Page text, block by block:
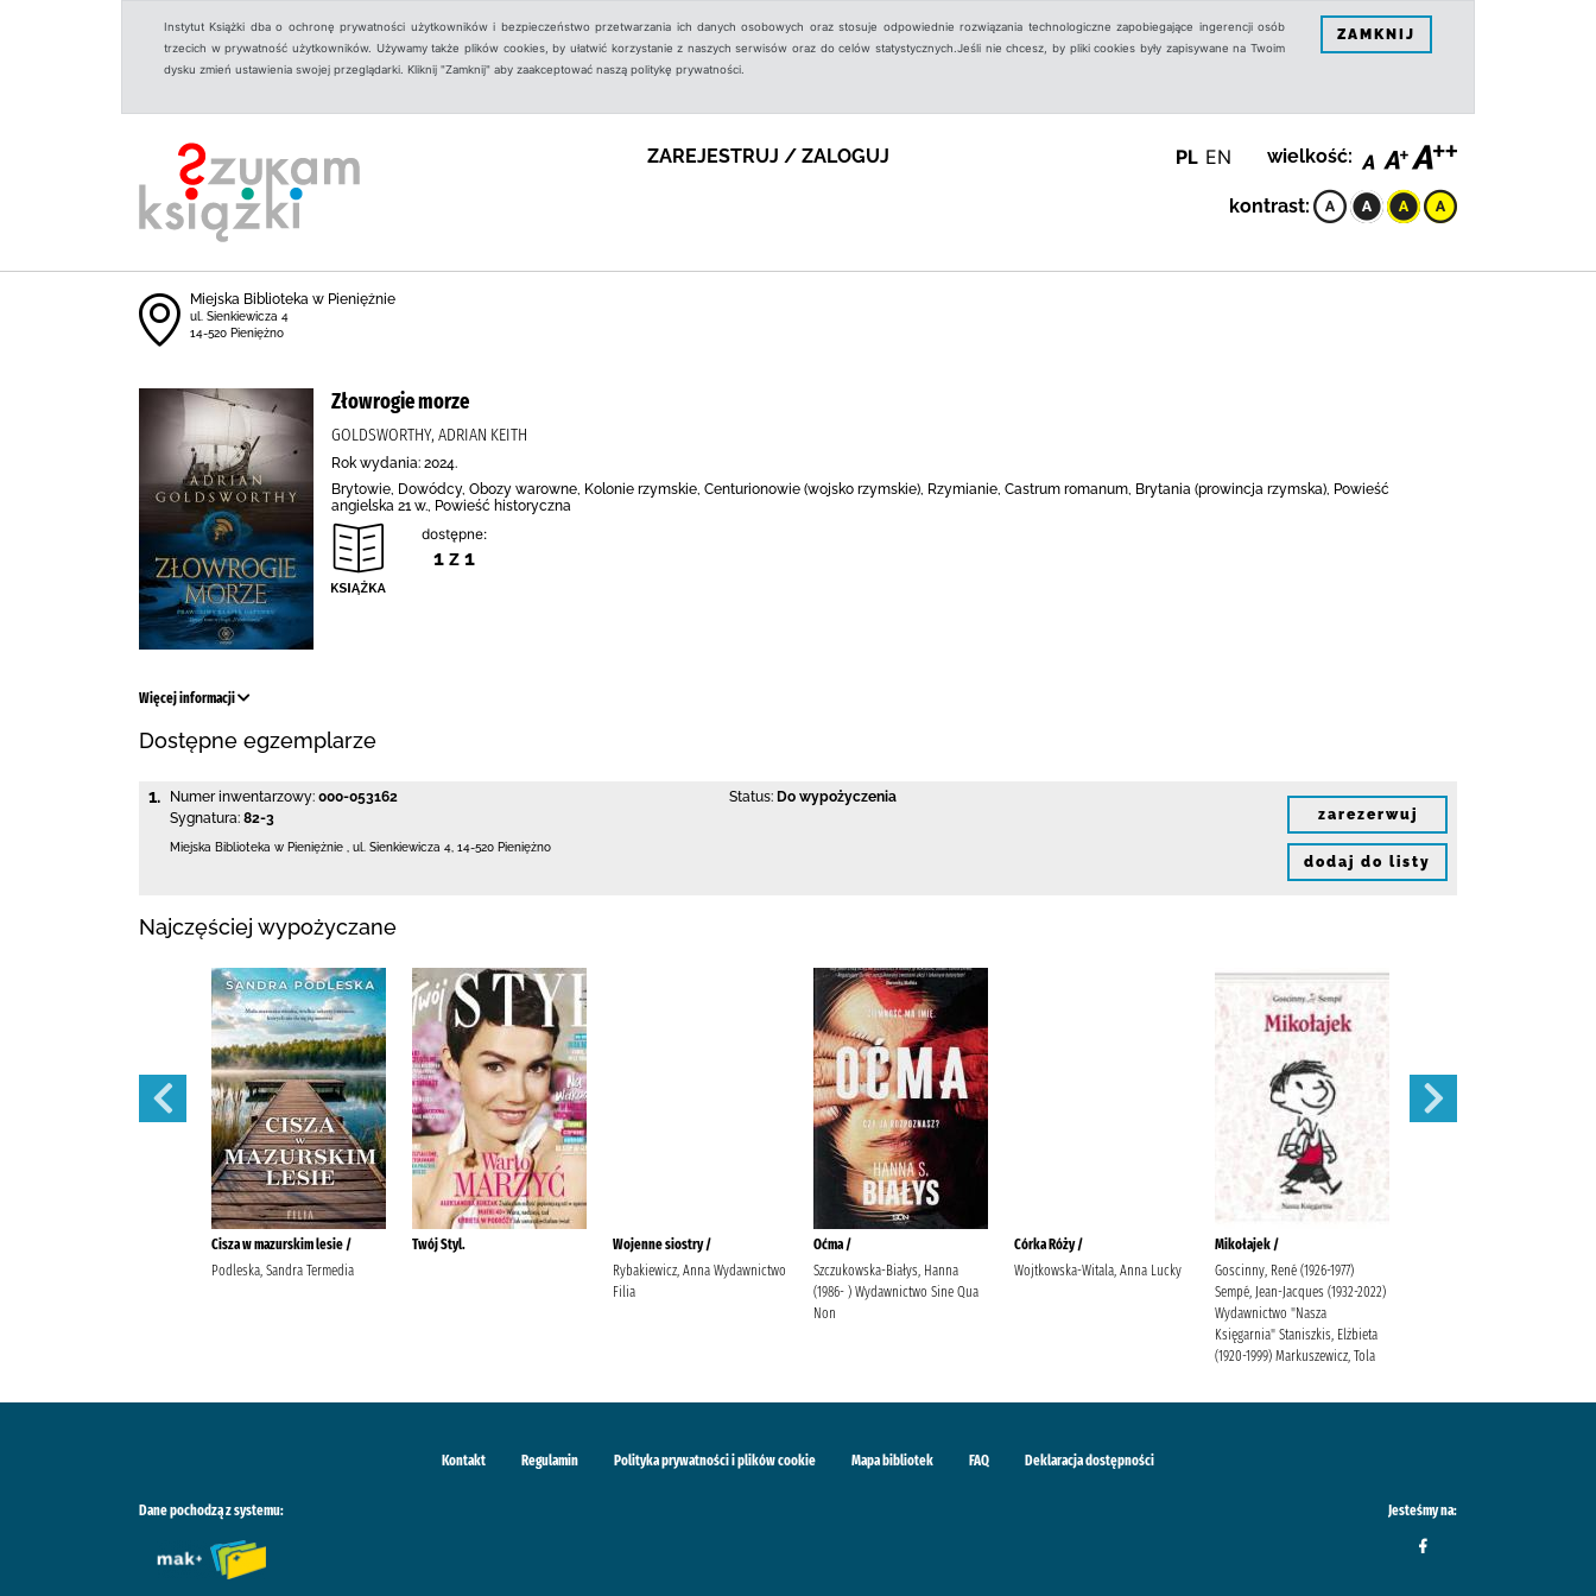
Instytut Książki dba o ochronę prywatności użytkowników i bezpieczeństwo przetwarzania ich danych osobowych oraz stosuje odpowiednie rozwiązania technologiczne zapobiegające ingerencji osób
trzecich w prywatność użytkowników. Używamy także plików cookies, by ułatwić korzystanie z naszych serwisów oraz do celów statystycznych.Jeśli nie chcesz, by pliki cookies były zapisywane na Twoim
dysku zmień ustawienia swojej przeglądarki. Kliknij "Zamknij" aby zaakceptować naszą politykę prywatności.
ZAMKNIJ
ZAREJESTRUJ / ZALOGUJ PL EN wielkość:
kontrast:
Miejska Biblioteka w Pieniężnie
ul. Sienkiewicza 4
14-520 Pieniężno
Złowrogie morze
GOLDSWORTHY, ADRIAN KEITH
Rok wydania: 2024.
Brytowie, Dowódcy, Obozy warowne, Kolonie rzymskie, Centurionowie (wojsko rzymskie), Rzymianie, Castrum romanum, Brytania (prowincja rzymska), Powieść
angielska 21 w., Powieść historyczna
dostępne:
1 z 1
Więcej informacji
Dostępne egzemplarze
1. Numer inwentarzowy: 000-053162
Sygnatura: 82-3
Status: Do wypożyczenia
Miejska Biblioteka w Pieniężnie ul. Sienkiewicza 4 14-520 Pieniężno
zarezerwuj
dodaj do listy
Najczęściej wypożyczane
Cisza w mazurskim lesie /
Podleska, Sandra Termedia
Twój Styl.
Wojenne siostry /
Rybakiewicz, Anna Wydawnictwo
Filia
Oćma /
Szczukowska-Białys, Hanna
(1986- ) Wydawnictwo Sine Qua
Non
Córka Róży /
Wojtkowska-Witala, Anna Lucky
Mikołajek /
Goscinny, René (1926-1977)
Sempé, Jean-Jacques (1932-2022)
Wydawnictwo "Nasza
Księgarnia" Staniszkis, Elżbieta
(1920-1999) Markuszewicz, Tola
Kontakt Regulamin Polityka prywatności i plików cookie Mapa bibliotek FAQ Deklaracja dostępności
Dane pochodzą z systemu: Jesteśmy na: